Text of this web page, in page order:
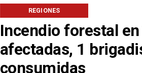
Incendio forestal
afectadas, 1
consumidas
REGIONES